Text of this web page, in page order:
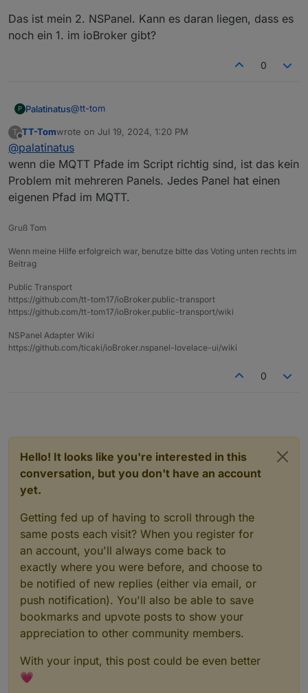
Das ist mein 2. NSPanel. Kann es daran liegen, dass es
noch ein 1. im ioBroker gibt?
0
P Palatinatus@tt-tom
Wenn ich vom Panel aus schalte funktioniert es
(auch dann wenn in ACTUAL nicht einem
Datenpunkt zugeordnet wurde).
Wenn ich an der Steckdose schalte ändert sich der
Schalter im NSPanel nicht, auch dann nicht wenn
ich die Seite wechsle.
Das ist mein 2. NSPanel. Kann es daran liegen, dass
es noch ein 1. im ioBroker gibt?
T
Offline
TT-Tomwrote on Jul 19, 2024, 1:20 PM
last edited by
@palatinatus
wenn die MQTT Pfade im Script richtig sind, ist das kein
Problem mit mehreren Panels. Jedes Panel hat einen
eigenen Pfad im MQTT.
Gruß Tom
Wenn meine Hilfe erfolgreich war, benutze bitte das Voting unten rechts im
Beitrag
Public Transport
https://github.com/tt-tom17/ioBroker.public-transport
https://github.com/tt-tom17/ioBroker.public-transport/wiki
NSPanel Adapter Wiki
https://github.com/ticaki/ioBroker.nspanel-lovelace-ui/wiki
0
Hello! It looks like you're interested in this
conversation, but you don't have an account
yet.
Getting fed up of having to scroll through the
same posts each visit? When you register for
an account, you'll always come back to
exactly where you were before, and choose to
be notified of new replies (either via email, or
push notification). You'll also be able to save
bookmarks and upvote posts to show your
appreciation to other community members.
With your input, this post could be even better
💗